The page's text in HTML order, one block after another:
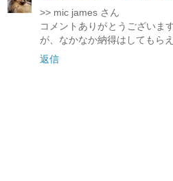
>> mic james さん
コメントありがとうございま
が、なかなか納得はしてもら
返信